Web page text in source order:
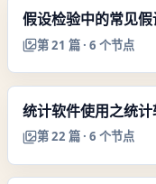
假设检验中的常见
第21 篇 · 6 个节点
统计软件使用之统
第22 篇 · 6 个节点